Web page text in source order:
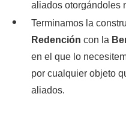
aliados otorgándoles
Terminamos la
Redención con la
en el que lo
por cualquier objeto
aliados.